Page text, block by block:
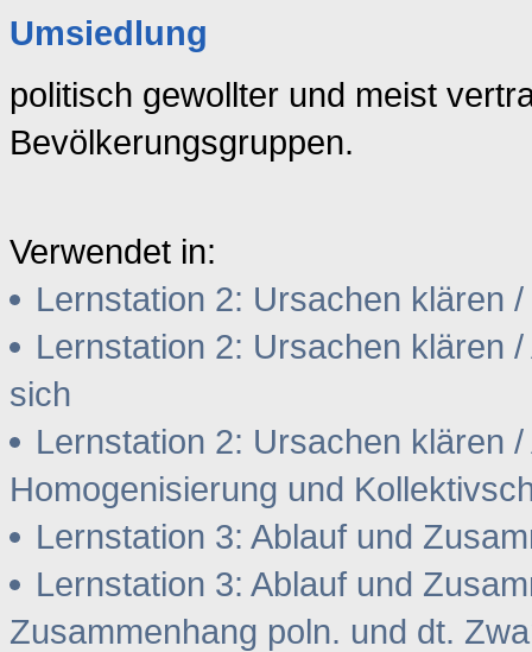
Umsiedlung
politisch gewollter und meist
Bevölkerungsgruppen.
Verwendet in:
Lernstation 2: Ursachen klären /
Lernstation 2: Ursachen klären /
sich
Lernstation 2: Ursachen klären /
Homogenisierung und
Lernstation 3: Ablauf und
Lernstation 3: Ablauf und
Zusammenhang poln. und dt.